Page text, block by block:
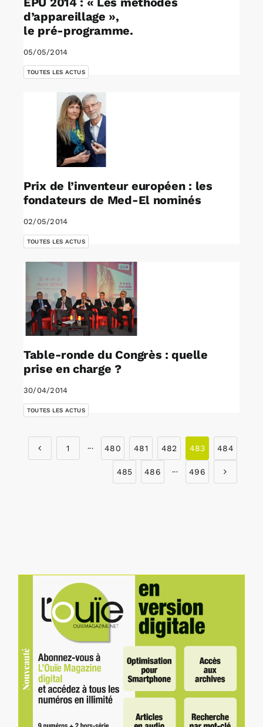
d’appareillage »,
le pré-programme.
05/05/2014
TOUTES LES ACTUS
Prix de l’inventeur européen : les
fondateurs de Med-El nominés
02/05/2014
TOUTES LES ACTUS
Table-ronde du Congrès : quelle
prise en charge ?
30/04/2014
TOUTES LES ACTUS
1 ··· 480 481 482 483 484
485 486 ··· 496